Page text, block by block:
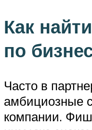
Как
по
Часто в
амбициозные
компании.